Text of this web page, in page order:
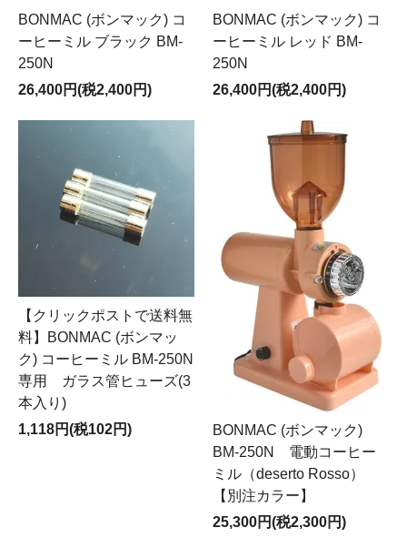
BONMAC (ボンマック) コ
ーヒーミル ブラック BM-
250N
26,400円(税2,400円)
BONMAC (ボンマック) コ
ーヒーミル レッド BM-
250N
26,400円(税2,400円)
【クリックポストで送料無
料】BONMAC (ボンマッ
ク) コーヒーミル BM-250N
専用 ガラス管ヒューズ(3
本入り)
1,118円(税102円)
BONMAC (ボンマック)
BM-250N 電動コーヒー
ミル（deserto Rosso）
【別注カラー】
25,300円(税2,300円)